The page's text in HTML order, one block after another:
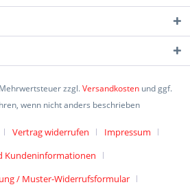
zzgl.Versandkosten und ggf.
wenn nicht anders beschrieben
Vertrag widerrufen
Impressum
Kundeninformationen
/ Muster-Widerrufsformular